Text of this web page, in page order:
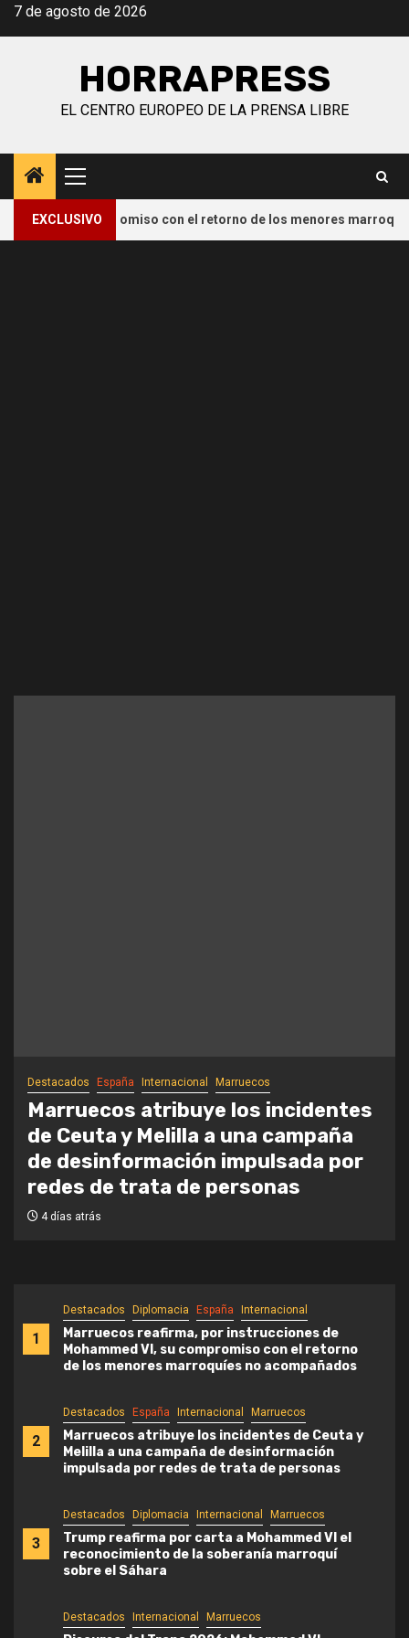
Saltar
7 de agosto de 2026
HORRAPRESS
EL CENTRO EUROPEO DE LA PRENSA LIBRE
Menú
principal
EXCLUSIVO
compromiso con el retorno de los menores marroquíes no
1
Destacados Diplomacia España Internacional
Marruecos reafirma, por instrucciones de
Mohammed VI, su compromiso con el retorno
de los menores marroquíes no acompañados
2
Destacados España Internacional Marruecos
Marruecos atribuye los incidentes de Ceuta y
Melilla a una campaña de desinformación
impulsada por redes de trata de personas
3
Destacados Diplomacia Internacional Marruecos
Trump reafirma por carta a Mohammed VI el
reconocimiento de la soberanía marroquí
sobre el Sáhara
Destacados Internacional Marruecos
Destacados España Internacional Marruecos
Marruecos atribuye los incidentes
de Ceuta y Melilla a una campaña
de desinformación impulsada por
redes de trata de personas
4 días atrás